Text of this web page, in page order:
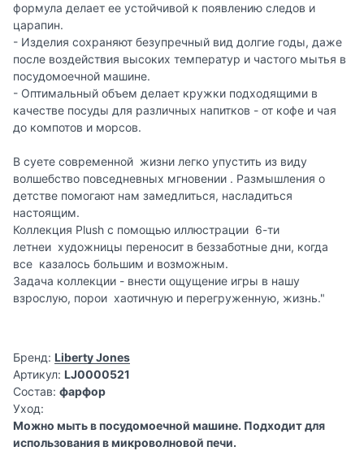
формула делает ее устойчивой к появлению следов и
царапин.
- Изделия сохраняют безупречный вид долгие годы, даже
после воздействия высоких температур и частого мытья в
посудомоечной машине.
- Оптимальный объем делает кружки подходящими в
качестве посуды для различных напитков - от кофе и чая
до компотов и морсов.
В суете современной жизни легко упустить из виду
волшебство повседневных мгновении . Размышления о
детстве помогают нам замедлиться, насладиться
настоящим.
Коллекция Plush с помощью иллюстрации 6-ти
летнеи художницы переносит в беззаботные дни, когда
все казалось большим и возможным.
Задача коллекции - внести ощущение игры в нашу
взрослую, порои хаотичную и перегруженную, жизнь."
Бренд: Liberty Jones
Артикул: LJ0000521
Состав: фарфор
Уход:
Можно мыть в посудомоечной машине. Подходит для
использования в микроволновой печи.